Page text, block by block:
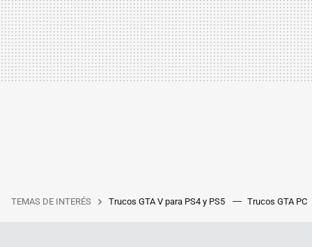
TEMAS DE INTERÉS Trucos GTA V para PS4 y PS5 Trucos GTA PC